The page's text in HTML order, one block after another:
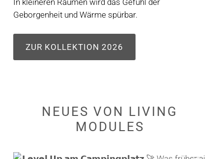
In kleineren Räumen wird das Gefühl der
Geborgenheit und Wärme spürbar.
ZUR KOLLEKTION 2026
NEUES VON LIVING
MODULES